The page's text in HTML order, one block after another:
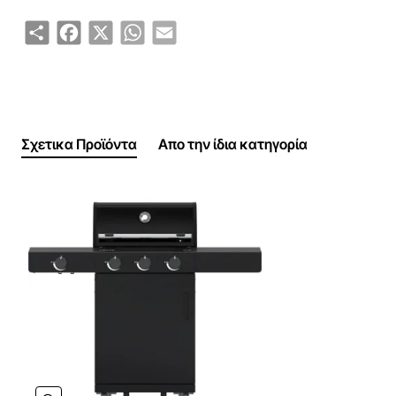
Η HEAT C-435 RB ξεχωρίζει για την premium
κατασκευή της με ανθεκτικό καπάκι, υψηλής ποιότητας
ανοξείδωτα στοιχεία και στιβαρές πλευρικές επιφάνειες
εργασίας, προσφέροντας εξαιρετική αντοχή,
ShareFacebook
X WhatsApp
Email
Σχετικα Προϊόντα Απο την ίδια κατηγορία